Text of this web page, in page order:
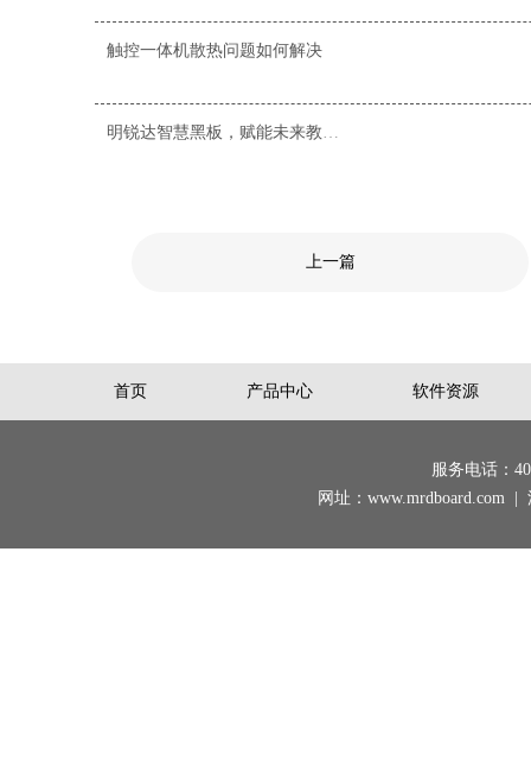
触控一体机散热问题如何解决
明锐达智慧黑板，赋能未来教学新场景
上一篇
首页 产品中心 软件资源
服务电话：
网址：www.mrdboard.com